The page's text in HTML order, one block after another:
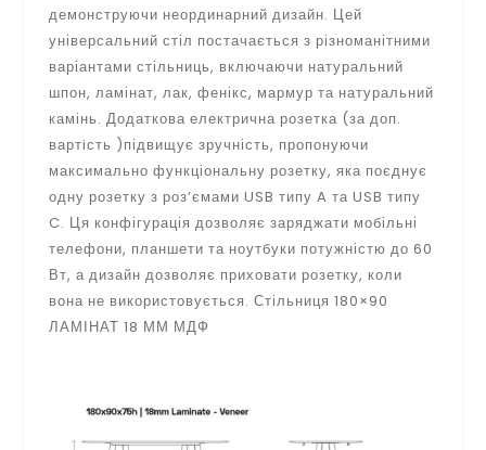
демонструючи неординарний дизайн. Цей
універсальний стіл постачається з різноманітними
варіантами стільниць, включаючи натуральний
шпон, ламінат, лак, фенікс, мармур та натуральний
камінь. Додаткова електрична розетка (за доп.
вартiсть )підвищує зручність, пропонуючи
максимально функціональну розетку, яка поєднує
одну розетку з роз’ємами USB типу A та USB типу
C. Ця конфігурація дозволяє заряджати мобільні
телефони, планшети та ноутбуки потужністю до 60
Вт, а дизайн дозволяє приховати розетку, коли
вона не використовується. Стільниця 180×90
ЛАМІНАТ 18 ММ МДФ